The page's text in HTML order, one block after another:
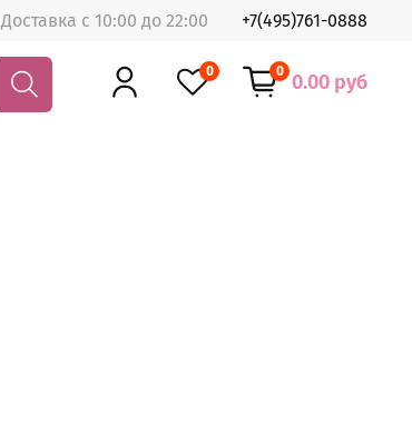
Доставка с 10:00 до 22:00 +7(495)761-0888
0 0 0.00 руб